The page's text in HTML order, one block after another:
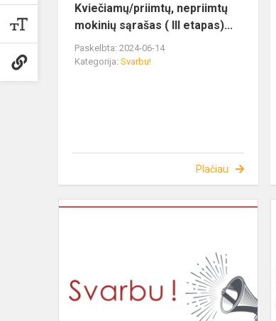
Kviečiamų/priimtų, nepriimtų
mokinių sąrašas ( III etapas)...
Paskelbta: 2024-06-14
Kategorija: Svarbu!
Plačiau